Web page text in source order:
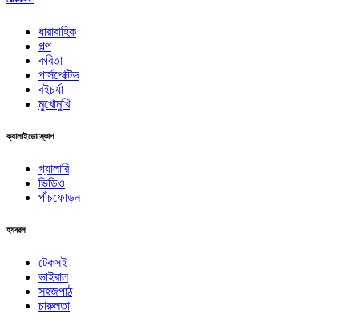
ধারাবাহিক
গল্প
কবিতা
পার্সপেক্টিভ
বইচর্যা
মুখোমুখি
ক্যালাইডোস্কোপ
গ্যালারি
ভিডিও
পাঁচফোড়ন
হযবরল
টেকসই
ভাইরাল
সহজপাঠ
চারুলতা